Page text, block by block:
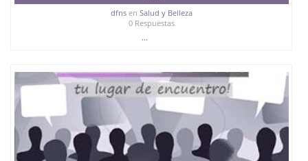
dfnsen Salud y Belleza
0 Respuestas
...